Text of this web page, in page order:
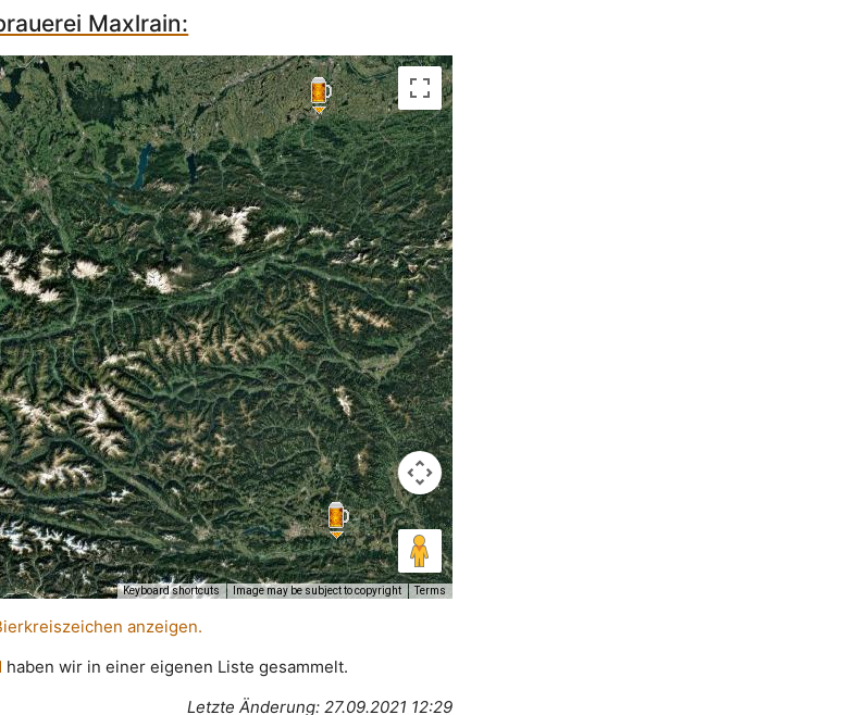
Maxlrain:
Keyboard shortcuts Image may be subject to copyright Terms
anzeigen.
haben wir in einer eigenen Liste gesammelt.
Letzte Änderung: 27.09.2021 12:29